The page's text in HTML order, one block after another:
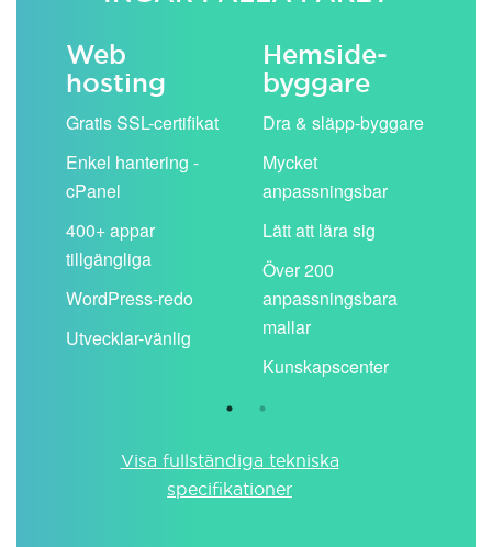
Web
hosting
Gratis SSL-certifikat
Enkel hantering -
cPanel
400+ appar
tillgängliga
WordPress-redo
Utvecklar-vänlig
Hemside­
byggare
Dra & släpp-byggare
Mycket
anpassningsbar
Lätt att lära sig
Över 200
anpassningsbara
mallar
Kunskapscenter
Visa fullständiga tekniska
specifikationer